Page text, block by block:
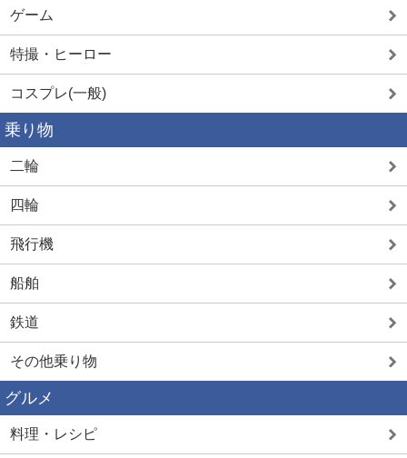
ゲーム
特撮・ヒーロー
コスプレ(一般)
乗り物
二輪
四輪
飛行機
船舶
鉄道
その他乗り物
グルメ
料理・レシピ